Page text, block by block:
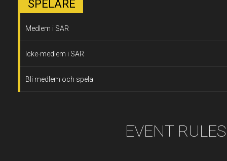
SPELARE
Medlem i SAR
Icke-medlem i SAR
Bli medlem och spela
EVENT